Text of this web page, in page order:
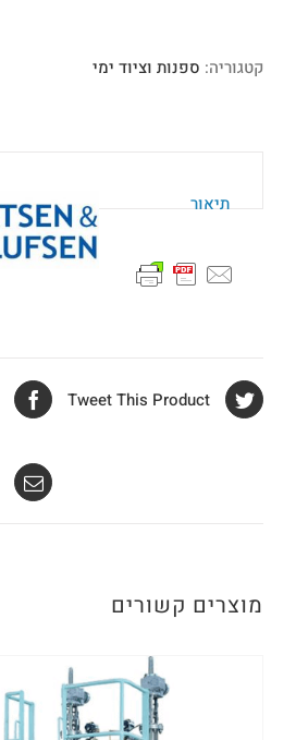
קטגוריה: ספנות וציוד ימי
תיאור
Tweet This Product
מוצרים קשורים